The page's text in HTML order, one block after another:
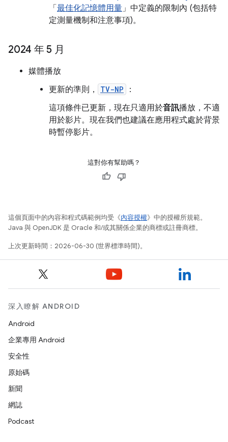
「 最佳化記憶體用量」中定義的限制內 (包括特
定測量機制和注意事項)。
2024 年 5 月
媒體播放
更新的準則，
TV-NP
：
這項條件已更新，現在只適用於音訊播放，不適
用於影片。現在我們也建議在應用程式處於背景
時暫停影片。
這對你有幫助嗎？
這個頁面中的內容和程式碼範例均受《內容授權》中的授權所規範。
Java 與 OpenJDK 是 Oracle 和/或其關係企業的商標或註冊商標。
上次更新時間：2026-06-30 (世界標準時間)。
深入瞭解 ANDROID
Android
企業專用 Android
安全性
原始碼
新聞
網誌
Podcast